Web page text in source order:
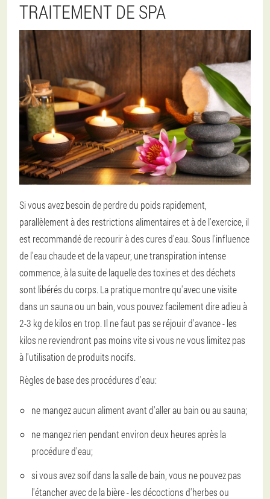
TRAITEMENT DE SPA
Si vous avez besoin de perdre du poids rapidement,
parallèlement à des restrictions alimentaires et à de l'exercice, il
est recommandé de recourir à des cures d'eau. Sous l'influence
de l'eau chaude et de la vapeur, une transpiration intense
commence, à la suite de laquelle des toxines et des déchets
sont libérés du corps. La pratique montre qu'avec une visite
dans un sauna ou un bain, vous pouvez facilement dire adieu à
2-3 kg de kilos en trop. Il ne faut pas se réjouir d'avance - les
kilos ne reviendront pas moins vite si vous ne vous limitez pas
à l'utilisation de produits nocifs.
Règles de base des procédures d'eau:
ne mangez aucun aliment avant d'aller au bain ou au sauna;
ne mangez rien pendant environ deux heures après la
procédure d'eau;
si vous avez soif dans la salle de bain, vous ne pouvez pas
l'étancher avec de la bière - les décoctions d'herbes ou